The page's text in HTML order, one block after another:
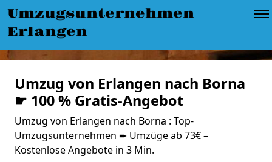
Umzugsunternehmen
Erlangen
Umzug von Erlangen nach Borna
☛ 100 % Gratis-Angebot
Umzug von Erlangen nach Borna : Top-
Umzugsunternehmen ➨ Umzüge ab 73€ –
Kostenlose Angebote in 3 Min.